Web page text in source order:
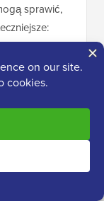
sprawić,
ukrywaj
lub